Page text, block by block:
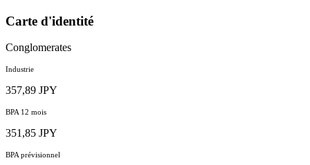
Carte d'identité
Conglomerates
Industrie
357,89 JPY
BPA 12 mois
351,85 JPY
BPA prévisionnel